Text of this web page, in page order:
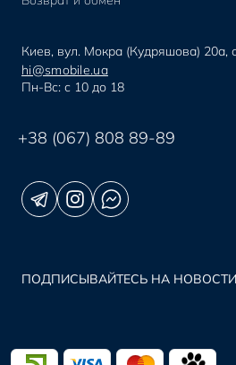
Киев, вул. Мокра (Кудряшова) 20а,
hi@smobile.ua
Пн-Вс: с 10 до 18
+38 (067) 808 89-89
ПОДПИСЫВАЙТЕСЬ НА